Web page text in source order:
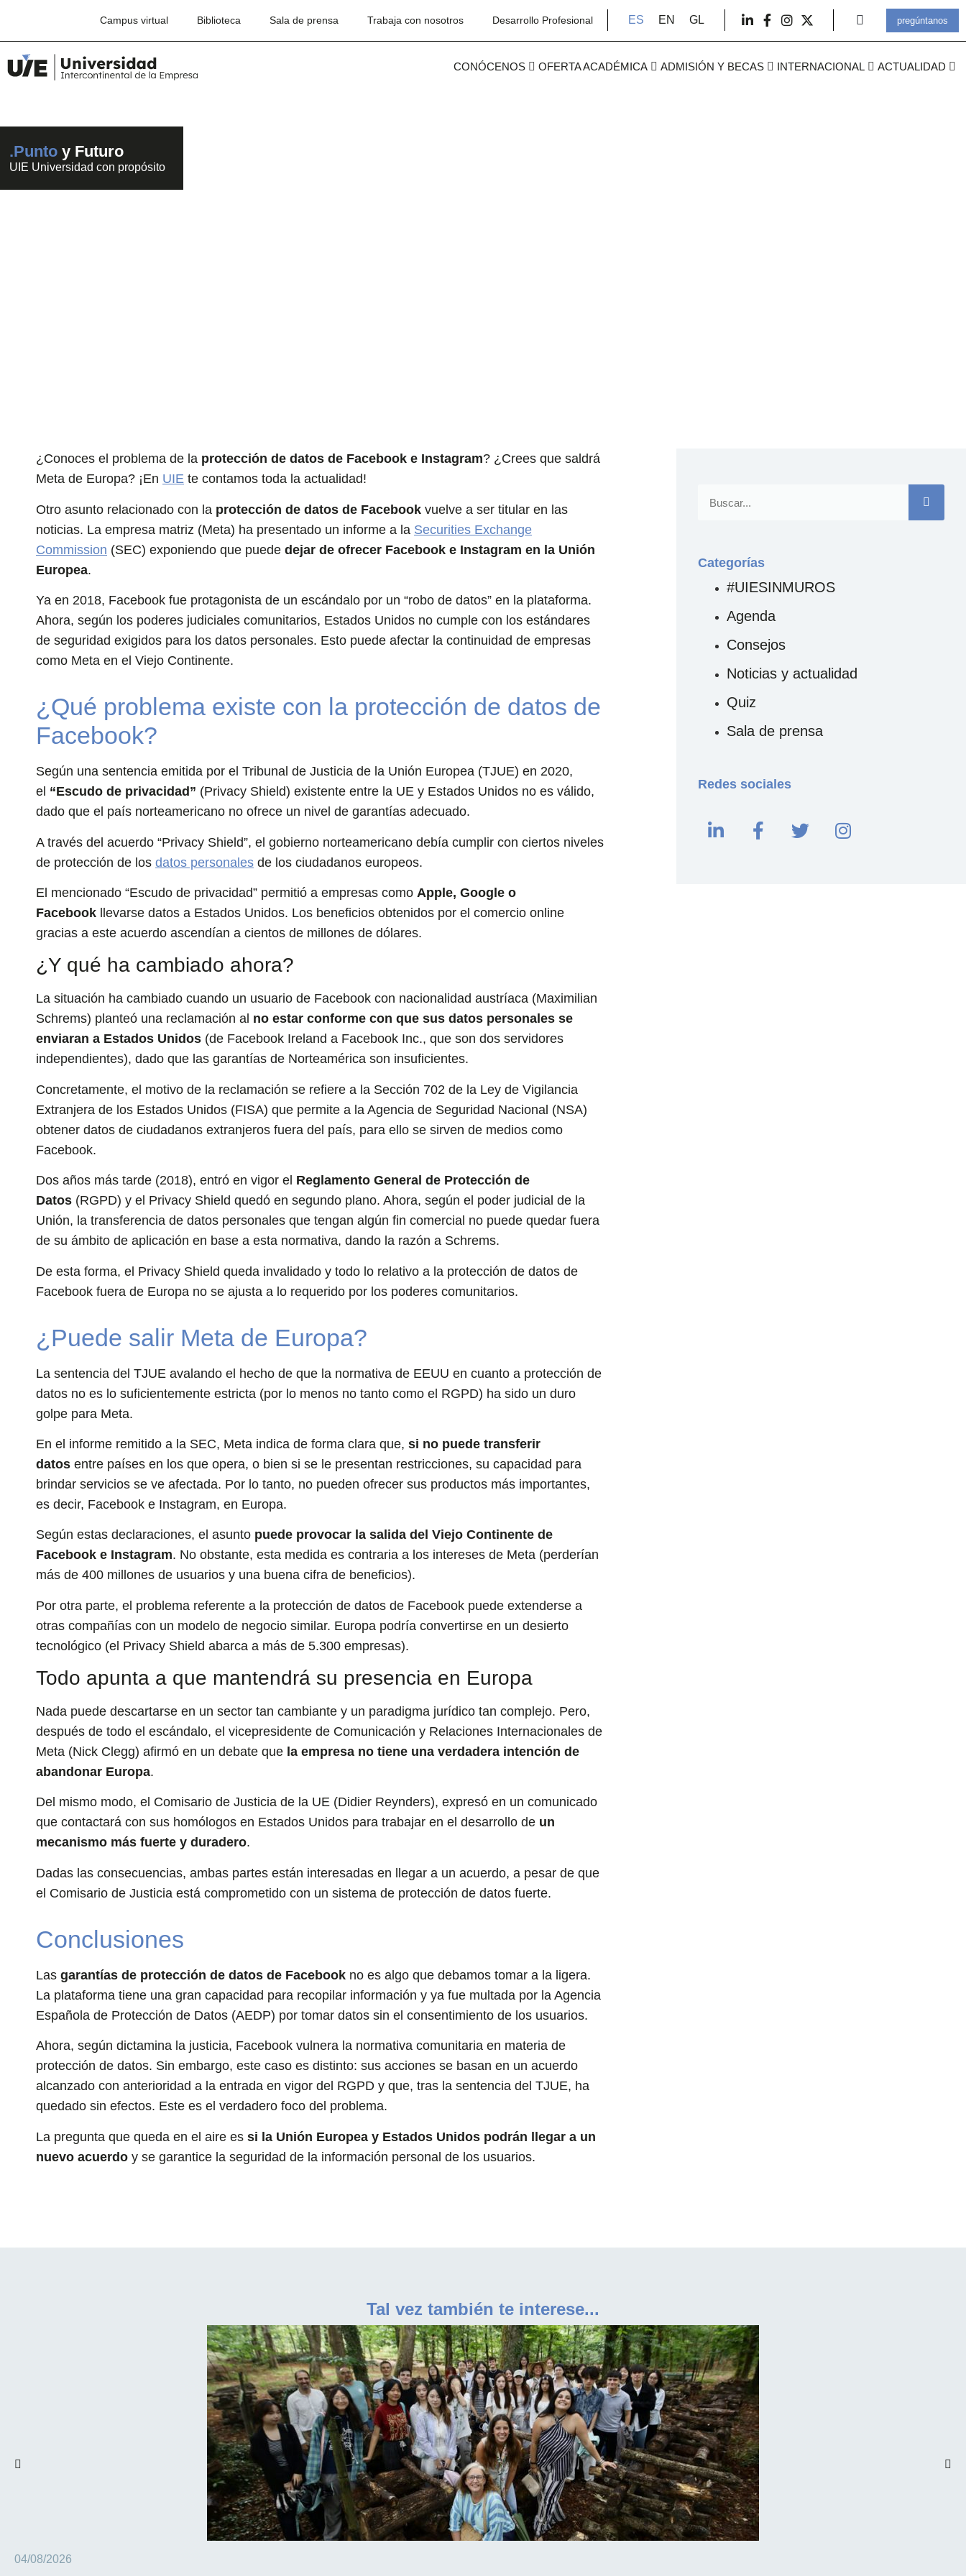
Campus virtual Biblioteca Sala de prensa Trabaja con nosotros Desarrollo Profesional ES EN GL pregúntanos
CONÓCENOS OFERTA ACADÉMICA ADMISIÓN Y BECAS INTERNACIONAL ACTUALIDAD
.Punto y Futuro
UIE Universidad con propósito
¿Conoces el problema de la protección de datos de Facebook e Instagram? ¿Crees que saldrá
Meta de Europa? ¡En UIE te contamos toda la actualidad!
Otro asunto relacionado con la protección de datos de Facebook vuelve a ser titular en las
noticias. La empresa matriz (Meta) ha presentado un informe a la Securities Exchange
Commission (SEC) exponiendo que puede dejar de ofrecer Facebook e Instagram en la Unión
Europea.
Ya en 2018, Facebook fue protagonista de un escándalo por un “robo de datos” en la plataforma.
Ahora, según los poderes judiciales comunitarios, Estados Unidos no cumple con los estándares
de seguridad exigidos para los datos personales. Esto puede afectar la continuidad de empresas
como Meta en el Viejo Continente.
¿Qué problema existe con la protección de datos de
Facebook?
Según una sentencia emitida por el Tribunal de Justicia de la Unión Europea (TJUE) en 2020,
el “Escudo de privacidad” (Privacy Shield) existente entre la UE y Estados Unidos no es válido,
dado que el país norteamericano no ofrece un nivel de garantías adecuado.
A través del acuerdo “Privacy Shield”, el gobierno norteamericano debía cumplir con ciertos niveles
de protección de los datos personales de los ciudadanos europeos.
El mencionado “Escudo de privacidad” permitió a empresas como Apple, Google o
Facebook llevarse datos a Estados Unidos. Los beneficios obtenidos por el comercio online
gracias a este acuerdo ascendían a cientos de millones de dólares.
¿Y qué ha cambiado ahora?
La situación ha cambiado cuando un usuario de Facebook con nacionalidad austríaca (Maximilian
Schrems) planteó una reclamación al no estar conforme con que sus datos personales se
enviaran a Estados Unidos (de Facebook Ireland a Facebook Inc., que son dos servidores
independientes), dado que las garantías de Norteamérica son insuficientes.
Concretamente, el motivo de la reclamación se refiere a la Sección 702 de la Ley de Vigilancia
Extranjera de los Estados Unidos (FISA) que permite a la Agencia de Seguridad Nacional (NSA)
obtener datos de ciudadanos extranjeros fuera del país, para ello se sirven de medios como
Facebook.
Dos años más tarde (2018), entró en vigor el Reglamento General de Protección de
Datos (RGPD) y el Privacy Shield quedó en segundo plano. Ahora, según el poder judicial de la
Unión, la transferencia de datos personales que tengan algún fin comercial no puede quedar fuera
de su ámbito de aplicación en base a esta normativa, dando la razón a Schrems.
De esta forma, el Privacy Shield queda invalidado y todo lo relativo a la protección de datos de
Facebook fuera de Europa no se ajusta a lo requerido por los poderes comunitarios.
¿Puede salir Meta de Europa?
La sentencia del TJUE avalando el hecho de que la normativa de EEUU en cuanto a protección de
datos no es lo suficientemente estricta (por lo menos no tanto como el RGPD) ha sido un duro
golpe para Meta.
En el informe remitido a la SEC, Meta indica de forma clara que, si no puede transferir
datos entre países en los que opera, o bien si se le presentan restricciones, su capacidad para
brindar servicios se ve afectada. Por lo tanto, no pueden ofrecer sus productos más importantes,
es decir, Facebook e Instagram, en Europa.
Según estas declaraciones, el asunto puede provocar la salida del Viejo Continente de
Facebook e Instagram. No obstante, esta medida es contraria a los intereses de Meta (perderían
más de 400 millones de usuarios y una buena cifra de beneficios).
Por otra parte, el problema referente a la protección de datos de Facebook puede extenderse a
otras compañías con un modelo de negocio similar. Europa podría convertirse en un desierto
tecnológico (el Privacy Shield abarca a más de 5.300 empresas).
Todo apunta a que mantendrá su presencia en Europa
Nada puede descartarse en un sector tan cambiante y un paradigma jurídico tan complejo. Pero,
después de todo el escándalo, el vicepresidente de Comunicación y Relaciones Internacionales de
Meta (Nick Clegg) afirmó en un debate que la empresa no tiene una verdadera intención de
abandonar Europa.
Del mismo modo, el Comisario de Justicia de la UE (Didier Reynders), expresó en un comunicado
que contactará con sus homólogos en Estados Unidos para trabajar en el desarrollo de un
mecanismo más fuerte y duradero.
Dadas las consecuencias, ambas partes están interesadas en llegar a un acuerdo, a pesar de que
el Comisario de Justicia está comprometido con un sistema de protección de datos fuerte.
Conclusiones
Las garantías de protección de datos de Facebook no es algo que debamos tomar a la ligera.
La plataforma tiene una gran capacidad para recopilar información y ya fue multada por la Agencia
Española de Protección de Datos (AEDP) por tomar datos sin el consentimiento de los usuarios.
Ahora, según dictamina la justicia, Facebook vulnera la normativa comunitaria en materia de
protección de datos. Sin embargo, este caso es distinto: sus acciones se basan en un acuerdo
alcanzado con anterioridad a la entrada en vigor del RGPD y que, tras la sentencia del TJUE, ha
quedado sin efectos. Este es el verdadero foco del problema.
La pregunta que queda en el aire es si la Unión Europea y Estados Unidos podrán llegar a un
nuevo acuerdo y se garantice la seguridad de la información personal de los usuarios.
Categorías
#UIESINMUROS
Agenda
Consejos
Noticias y actualidad
Quiz
Sala de prensa
Redes sociales
Tal vez también te interese...
04/08/2026